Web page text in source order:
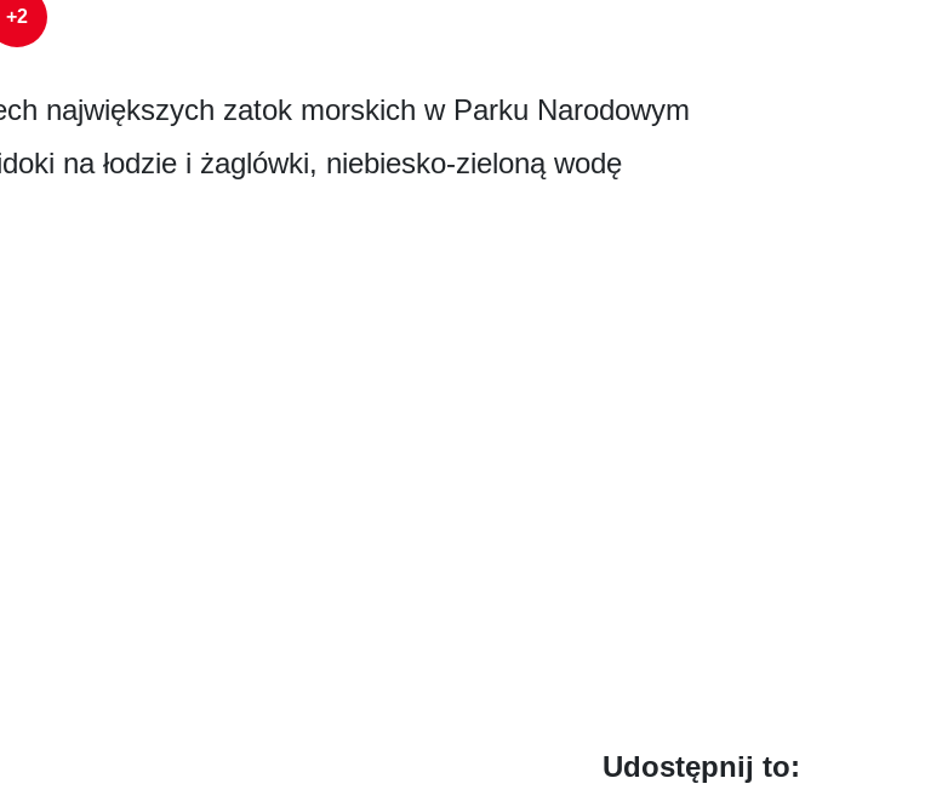
+2
największych zatok morskich w Parku Narodowym
na łodzie i żaglówki, niebiesko-zieloną wodę
Udostępnij to: